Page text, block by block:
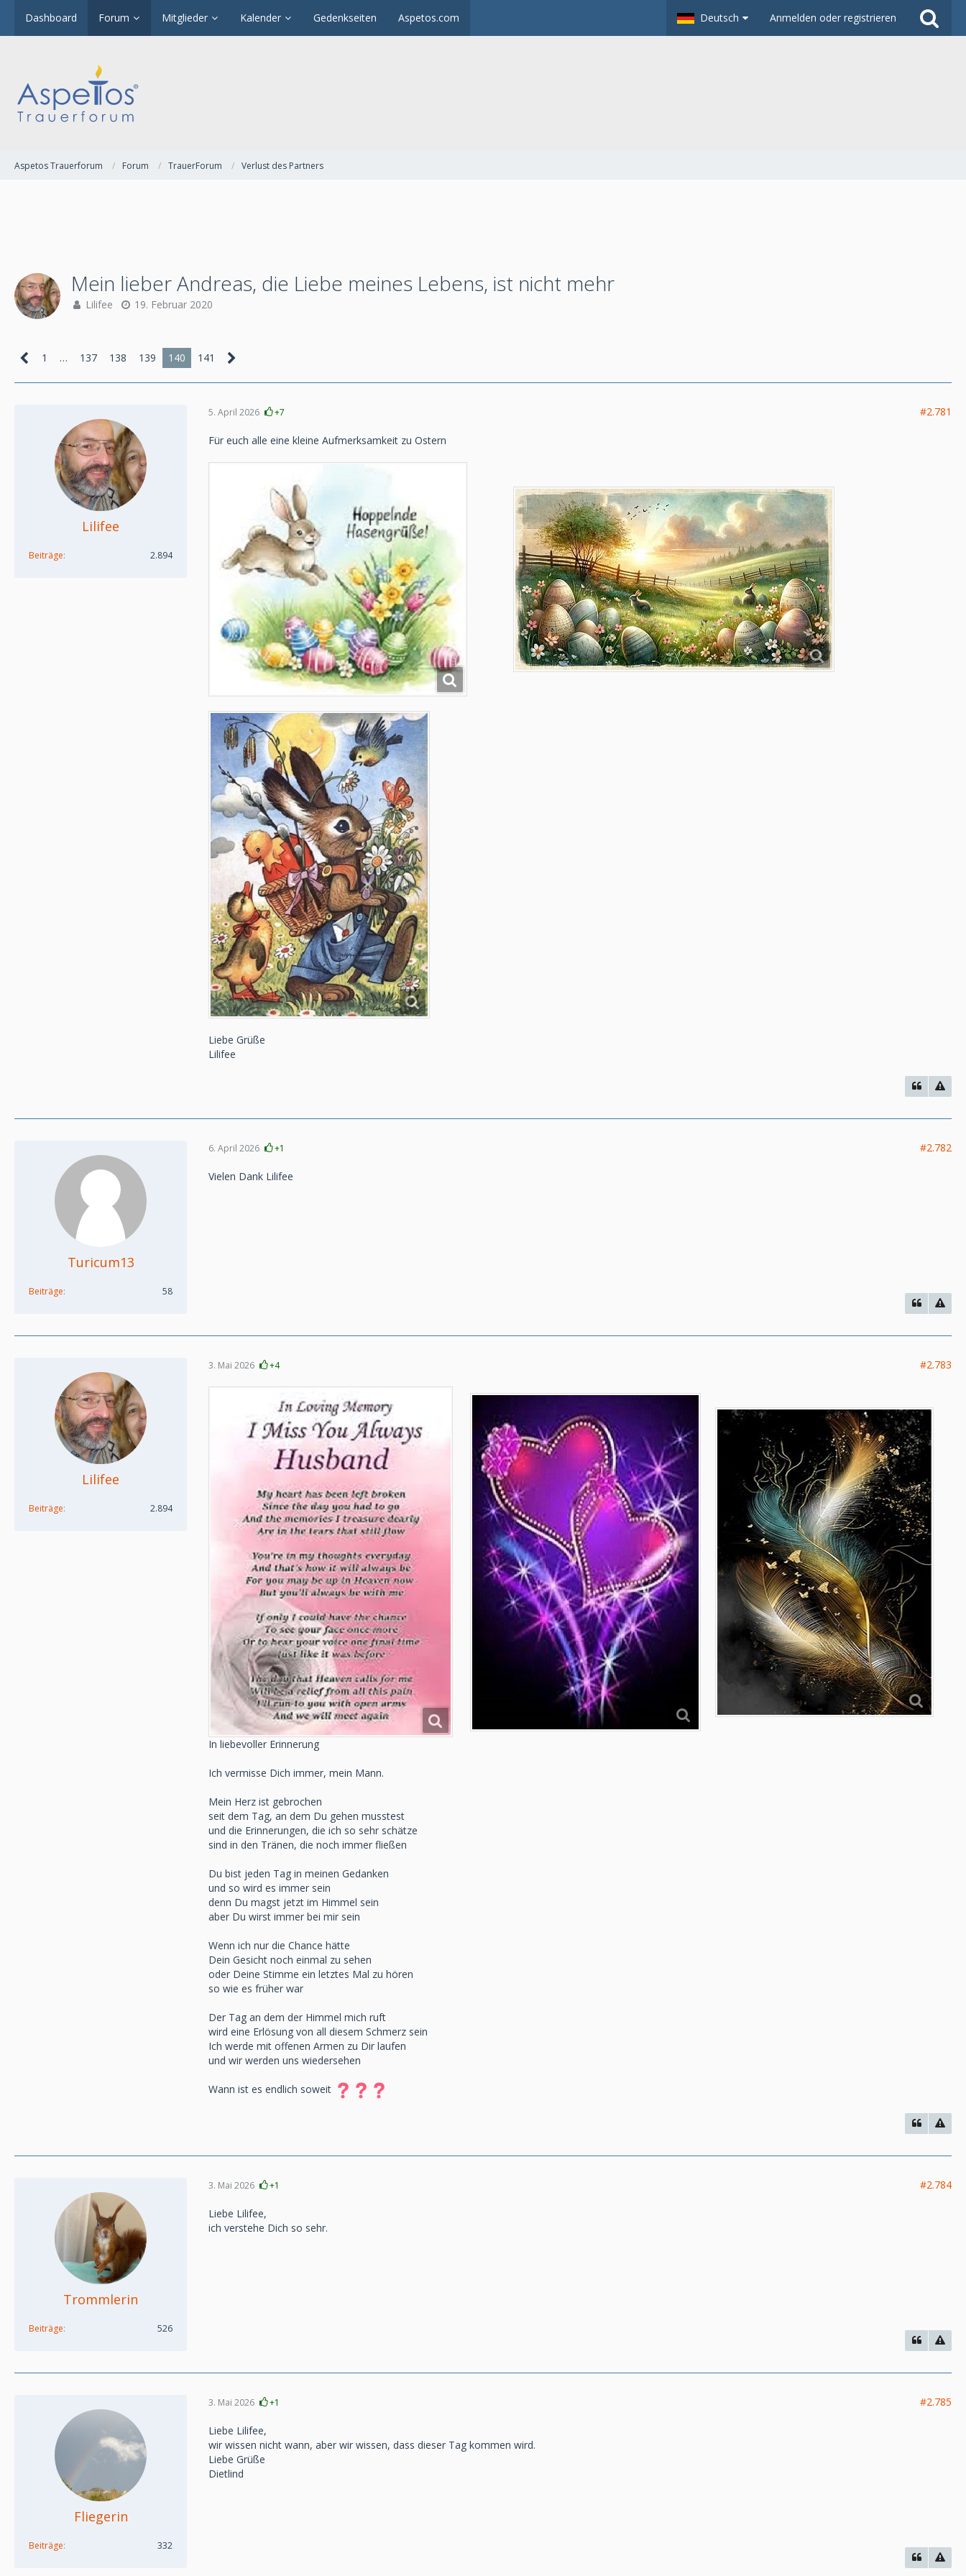
Dashboard Forum Mitglieder Kalender Gedenkseiten Aspetos.com Deutsch Anmelden oder registrieren
Aspetos Trauerforum Forum TrauerForum Verlust des Partners
Mein lieber Andreas, die Liebe meines Lebens, ist nicht mehr
Lilifee 19. Februar 2020
1 … 137 138 139 140 141
Lilifee
Beiträge 2.894
5. April 2026 +7 #2.781
Für euch alle eine kleine Aufmerksamkeit zu Ostern
Liebe Grüße
Lilifee
Turicum13
Beiträge 58
6. April 2026 +1 #2.782
Vielen Dank Lilifee
Lilifee
Beiträge 2.894
3. Mai 2026 +4 #2.783
In liebevoller Erinnerung
Ich vermisse Dich immer, mein Mann.
Mein Herz ist gebrochen
seit dem Tag, an dem Du gehen musstest
und die Erinnerungen, die ich so sehr schätze
sind in den Tränen, die noch immer fließen
Du bist jeden Tag in meinen Gedanken
und so wird es immer sein
denn Du magst jetzt im Himmel sein
aber Du wirst immer bei mir sein
Wenn ich nur die Chance hätte
Dein Gesicht noch einmal zu sehen
oder Deine Stimme ein letztes Mal zu hören
so wie es früher war
Der Tag an dem der Himmel mich ruft
wird eine Erlösung von all diesem Schmerz sein
Ich werde mit offenen Armen zu Dir laufen
und wir werden uns wiedersehen
Wann ist es endlich soweit
Trommlerin
Beiträge 526
3. Mai 2026 +1 #2.784
Liebe Lilifee,
ich verstehe Dich so sehr.
Fliegerin
Beiträge 332
3. Mai 2026 +1 #2.785
Liebe Lilifee,
wir wissen nicht wann, aber wir wissen, dass dieser Tag kommen wird.
Liebe Grüße
Dietlind